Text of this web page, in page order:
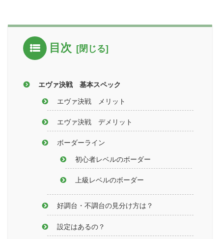
目次
エヴァ決戦 基本スペック
エヴァ決戦 メリット
エヴァ決戦 デメリット
ボーダーライン
初心者レベルのボーダー
上級レベルのボーダー
好調台・不調台の見分け方は？
設定はあるの？